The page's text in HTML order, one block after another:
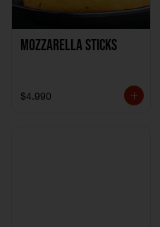
Mozzarella Sticks
$4.990